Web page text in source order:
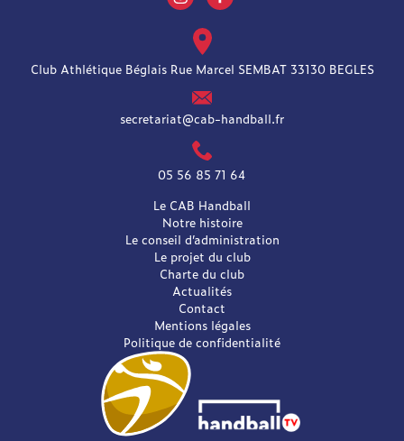
Club Athlétique Béglais Rue Marcel SEMBAT 33130 BEGLES
secretariat@cab-handball.fr
05 56 85 71 64
Le CAB Handball
Notre histoire
Le conseil d’administration
Le projet du club
Charte du club
Actualités
Contact
Mentions légales
Politique de confidentialité